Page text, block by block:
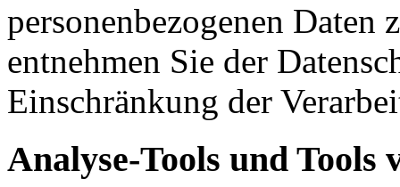
personenbezogenen Daten
entnehmen Sie der
Einschränkung der
Analyse-Tools und